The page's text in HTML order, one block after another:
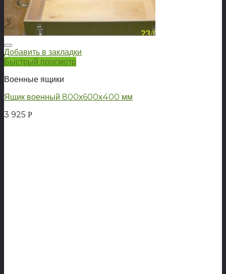
Добавить в закладки
Быстрый просмотр
Военные ящики
Ящик военный 800х600х400 мм
3 925 Р